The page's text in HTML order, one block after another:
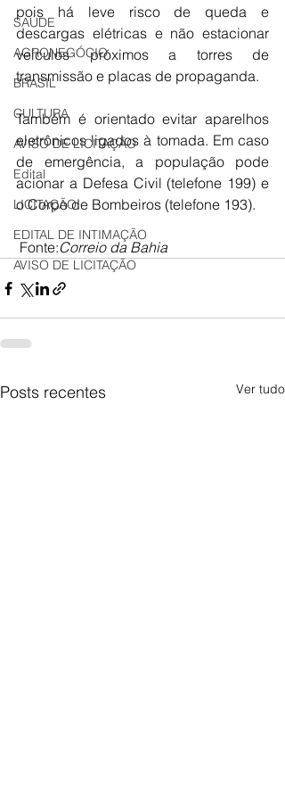
SAÚDE
AGRONEGÓCIO
BRASIL
CULTURA
AVISO DE LICITAÇÃO
Edital
LICITAÇÃO
EDITAL DE INTIMAÇÃO
AVISO DE LICITAÇÃO
pois há leve risco de queda e
descargas elétricas e não estacionar
veículos próximos a torres de
transmissão e placas de propaganda.
Também é orientado evitar aparelhos
eletrônicos ligados à tomada. Em caso
de emergência, a população pode
acionar a Defesa Civil (telefone 199) e
o Corpo de Bombeiros (telefone 193).
Fonte:Correio da Bahia
Posts recentes Ver tudo